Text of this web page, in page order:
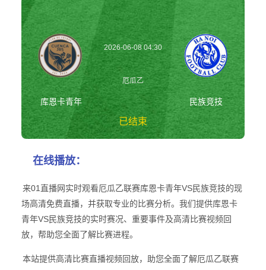
库恩卡青年
2026-06-08 04:30
厄瓜乙
已结束
民族竞技
在线播放：
来01直播网实时观看厄瓜乙联赛库恩卡青年VS民族竞技的现
场高清免费直播，并获取专业的比赛分析。我们提供库恩卡
青年VS民族竞技的实时赛况、重要事件及高清比赛视频回
放，帮助您全面了解比赛进程。
本站提供高清比赛直播视频回放，助您全面了解厄瓜乙联赛